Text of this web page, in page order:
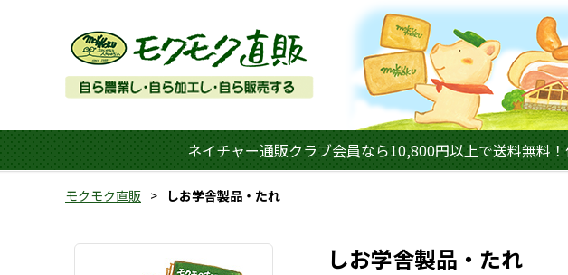
ネイチャー通販クラブ会員なら10,800円以上で送料無料
モクモク直販 しお学舎製品・たれ
しお学舎製品・たれ